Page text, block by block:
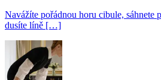
Navážíte pořádnou horu cibule, sáhnete
dusíte líně […]